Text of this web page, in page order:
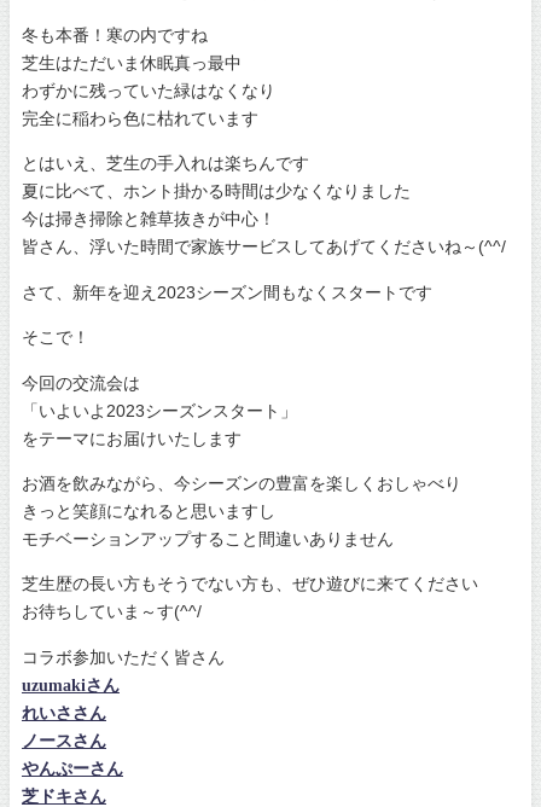
冬も本番！寒の内ですね
芝生はただいま休眠真っ最中
わずかに残っていた緑はなくなり
完全に稲わら色に枯れています
とはいえ、芝生の手入れは楽ちんです
夏に比べて、ホント掛かる時間は少なくなりました
今は掃き掃除と雑草抜きが中心！
皆さん、浮いた時間で家族サービスしてあげてくださいね～(^^/
さて、新年を迎え2023シーズン間もなくスタートです
そこで！
今回の交流会は
「いよいよ2023シーズンスタート」
をテーマにお届けいたします
お酒を飲みながら、今シーズンの豊富を楽しくおしゃべり
きっと笑顔になれると思いますし
モチベーションアップすること間違いありません
芝生歴の長い方もそうでない方も、ぜひ遊びに来てください
お待ちしていま～す(^^/
コラボ参加いただく皆さん
uzumakiさん
れいささん
ノースさん
やんぷーさん
芝ドキさん